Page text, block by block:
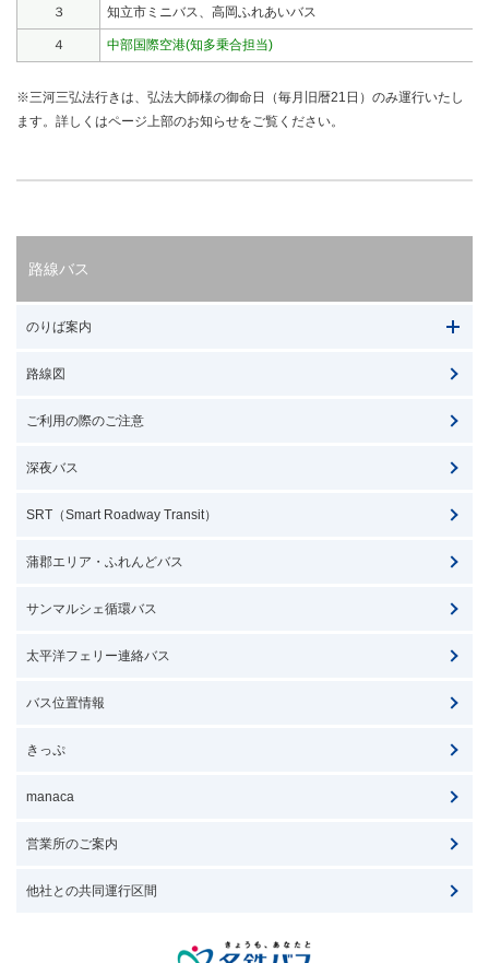
３ 知立市ミニバス、高岡ふれあいバス
４ 中部国際空港(知多乗合担当)
※三河三弘法行きは、弘法大師様の御命日（毎月旧暦21日）のみ運行いたし
ます。詳しくはページ上部のお知らせをご覧ください。
路線バス
のりば案内
路線図
ご利用の際のご注意
深夜バス
SRT（Smart Roadway Transit）
蒲郡エリア・ふれんどバス
サンマルシェ循環バス
太平洋フェリー連絡バス
バス位置情報
きっぷ
manaca
営業所のご案内
他社との共同運行区間